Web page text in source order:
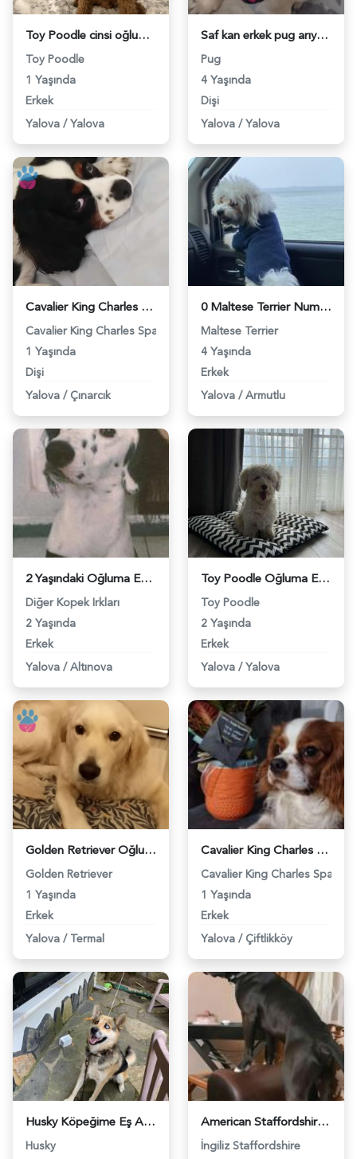
Toy Poodle cinsi oğluma eş arıyorum - 118969814
Toy Poodle
1 Yaşında
Erkek
Yalova / Yalova
Saf kan erkek pug arıyoruz - 118964476
Pug
4 Yaşında
Dişi
Yalova / Yalova
Cavalier King Charles Kızıma Eş Arıyorum - 1377
Cavalier King Charles Spaniel
1 Yaşında
Dişi
Yalova / Çınarcık
0 Maltese Terrier Numara Bir Dişi Eş İstiyorum - 1703
Maltese Terrier
4 Yaşında
Erkek
Yalova / Armutlu
2 Yaşındaki Oğluma Eş Arıyorum - 2429
Diğer Kopek Irkları
2 Yaşında
Erkek
Yalova / Altınova
Toy Poodle Oğluma Eş Arıyorum - 2927
Toy Poodle
2 Yaşında
Erkek
Yalova / Yalova
Golden Retriever Oğlumuza Eş Arıyoruz - 3177
Golden Retriever
1 Yaşında
Erkek
Yalova / Termal
Cavalier King Charles 15 Aylık Oğluma Eş Arıyorum - 3947
Cavalier King Charles Spaniel
1 Yaşında
Erkek
Yalova / Çiftlikköy
Husky Köpeğime Eş Arıyorum - 4502
Husky
American Staffordshire Oğluma Güzel Bir Eş Arıyoruz - 5451
İngiliz Staffordshire